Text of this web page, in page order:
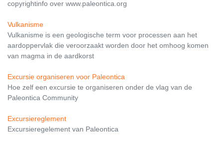
copyrightinfo over www.paleontica.org
Vulkanisme
Vulkanisme is een geologische term voor processen aan het
aardoppervlak die veroorzaakt worden door het omhoog komen
van magma in de aardkorst
Excursie organiseren voor Paleontica
Hoe zelf een excursie te organiseren onder de vlag van de
Paleontica Community
Excursiereglement
Excursieregelement van Paleontica